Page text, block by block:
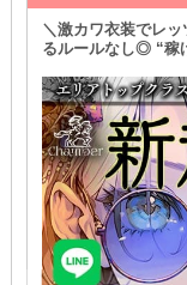
＼激カワ衣装でレ
るルールなし◎ “稼